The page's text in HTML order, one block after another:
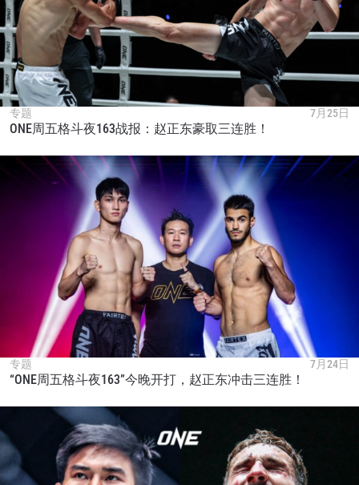
专题 7月25日
ONE周五格斗夜163战报：赵正东豪取三连胜！
专题 7月24日
“ONE周五格斗夜163”今晚开打，赵正东冲击三连胜！